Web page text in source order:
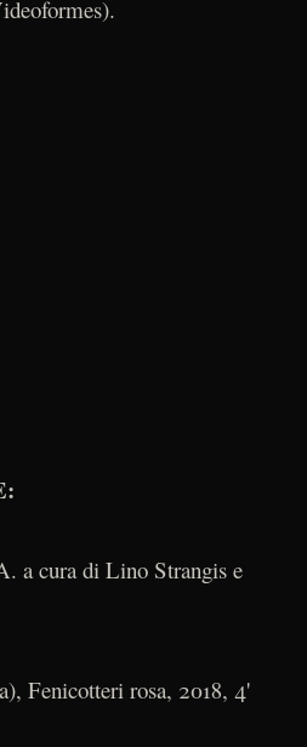
a cura di Lino Strangis e
Fenicotteri rosa, 2018, 4'